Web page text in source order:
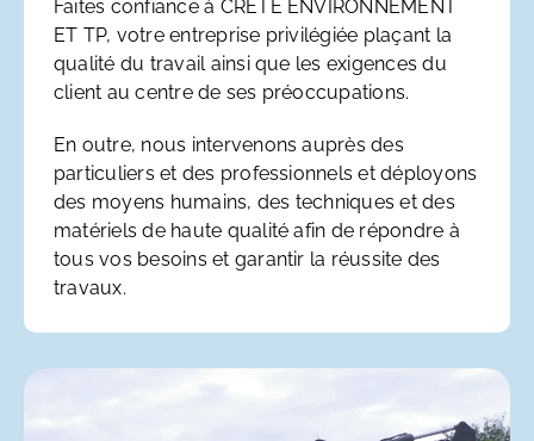
Faites confiance à CRETE ENVIRONNEMENT
ET TP, votre entreprise privilégiée plaçant la
qualité du travail ainsi que les exigences du
client au centre de ses préoccupations.
En outre, nous intervenons auprès des
particuliers et des professionnels et déployons
des moyens humains, des techniques et des
matériels de haute qualité afin de répondre à
tous vos besoins et garantir la réussite des
travaux.